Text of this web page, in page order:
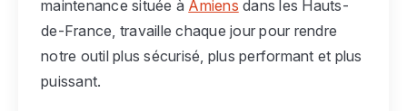
maintenance située à Amiens dans les Hauts-
de-France, travaille chaque jour pour rendre
notre outil plus sécurisé, plus performant et plus
puissant.